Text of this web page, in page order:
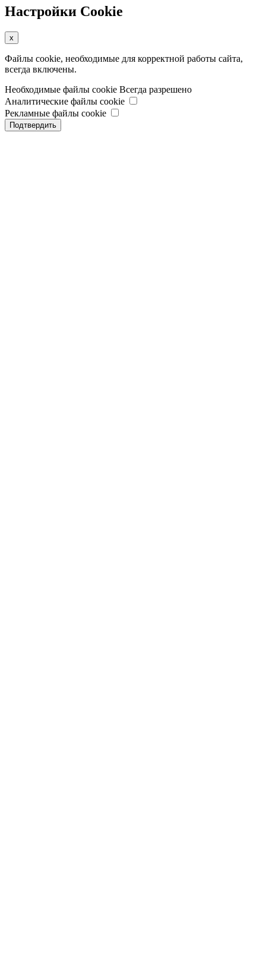
Настройки Cookie
x
Файлы cookie, необходимые для корректной работы сайта,
всегда включены.
Необходимые файлы cookie Всегда разрешено
Аналитические файлы cookie
Рекламные файлы cookie
Подтвердить